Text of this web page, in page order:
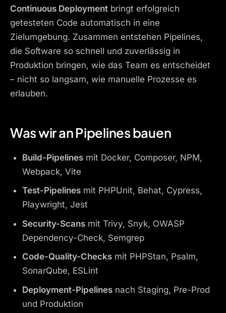
Continuous Deployment bringt erfolgreich
getesteten Code automatisch in eine
Zielumgebung. Zusammen entstehen Pipelines,
die Software so schnell und zuverlässig in
Produktion bringen, wie das Team es entscheidet
– nicht so langsam, wie manuelle Prozesse es
erlauben.
Was wir an Pipelines bauen
Build-Pipelines mit Docker, Composer, NPM,
Webpack, Vite
Test-Pipelines mit PHPUnit, Behat, Cypress,
Playwright, Jest
Security-Scans mit Trivy, Snyk, OWASP
Dependency-Check, Semgrep
Code-Quality-Checks mit PHPStan, Psalm,
SonarQube, ESLint
Deployment-Pipelines nach Staging, Pre-Prod
und Produktion